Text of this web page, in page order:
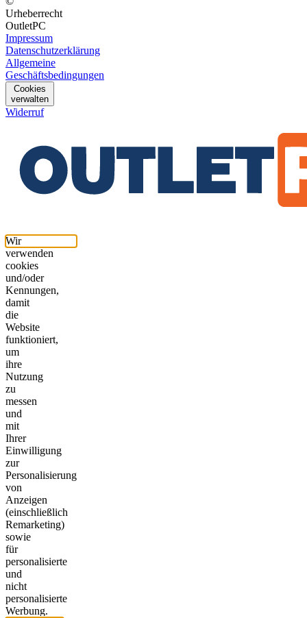
Urheberrecht
OutletPC
Impressum
Datenschutzerklärung
Allgemeine
Geschäftsbedingungen
Cookies
verwalten
Widerruf
Wir
verwenden
cookies
und/oder
Kennungen,
damit
die
Website
funktioniert,
um
ihre
Nutzung
zu
messen
und
mit
Ihrer
Einwilligung
zur
Personalisierung
von
Anzeigen
(einschließlich
Remarketing)
sowie
für
personalisierte
und
nicht
personalisierte
Werbung.